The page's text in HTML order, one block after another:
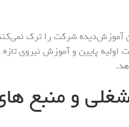
شرکت را ترک
اولیه پایین و آموزش نیروی
و منبع